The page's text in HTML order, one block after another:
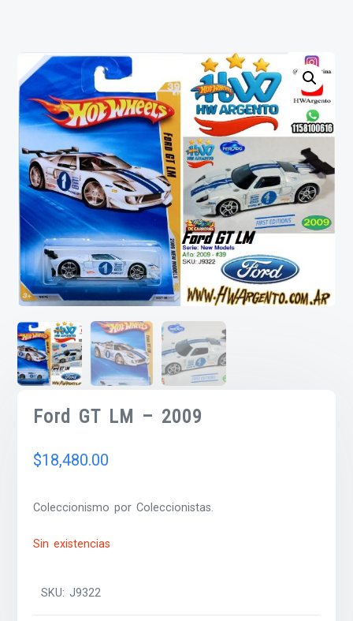
Ford GT LM – 2009
$18,480.00
Coleccionismo por Coleccionistas.
Sin existencias
SKU:J9322